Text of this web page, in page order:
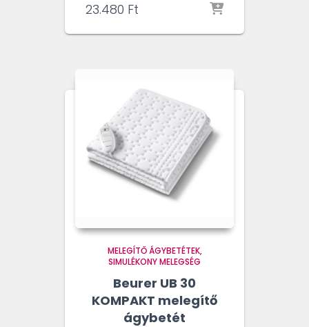
23.480 Ft
MELEGÍTŐ ÁGYBETÉTEK
SIMULÉKONY MELEGSÉG
Beurer UB 30
KOMPAKT melegítő
ágybetét